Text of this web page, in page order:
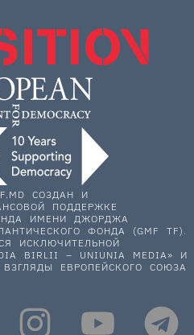
СОЗДАН И
ПОДДЕРЖКЕ
ИМЕНИ ДЖОРДЖА
ФОНДА (GMF TF).
ИСКЛЮЧИТЕЛЬНОЙ
BIRLII – UNIUNIA MEDIA» И
ЕВРОПЕЙСКОГО СОЮЗА